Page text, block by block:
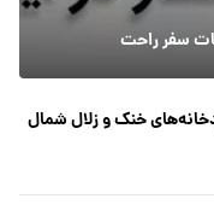
سفر راحت
خنک و زلال شمال